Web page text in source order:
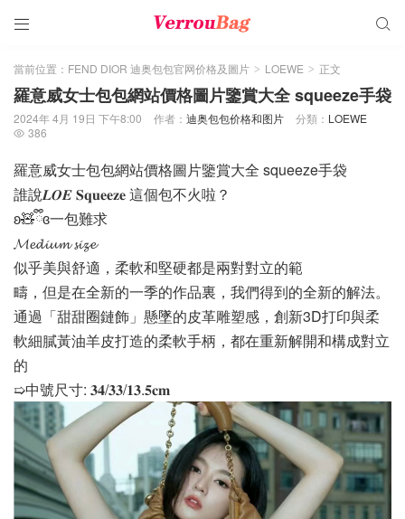
 
當前位置： FEND DIOR 迪奥包包官网价格及圖片 > LOEWE > 正文
羅意威女士包包網站價格圖片鑒賞大全 squeeze手袋
2024年 4月 19日 下午8:00 作者： 迪奥包包价格和图片 分類： LOEWE
 386
羅意威女士包包網站價格圖片鑒賞大全 squeeze手袋
誰說𝑳𝑶𝑬 𝐒𝐪𝐮𝐞𝐞𝐳𝐞 這個包不火啦？
ʚ🧸ྀིɞ一包難求
𝓜𝓮𝓭𝓲𝓾𝓶 𝓼𝓲𝔃𝓮
似乎美與舒適，柔軟和堅硬都是兩對對立的範
疇，但是在全新的一季的作品裏，我們得到的全新的解法。
通過「甜甜圈鏈飾」懸墜的皮革雕塑感，創新3D打印與柔
軟細膩黃油羊皮打造的柔軟手柄，都在重新解開和構成對立
的
➯中號尺寸: 𝟑𝟒/𝟑𝟑/𝟏𝟑.𝟓𝐜𝐦